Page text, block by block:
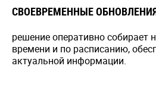
СВОЕВРЕМЕННЫЕ
решение оперативно собирает
времени и по расписанию,
актуальной информации.